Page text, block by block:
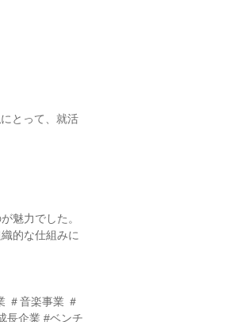
とって、就活
魅力でした。
的な仕組みに
＃音楽事業 ＃
長企業 #ベンチ